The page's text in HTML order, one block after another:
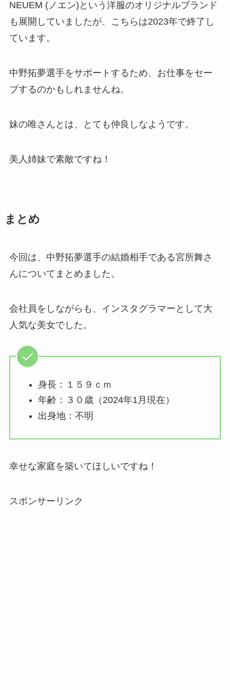
NEUEM (ノエン)という洋服のオリジナルブランド
も展開していましたが、こちらは2023年で終了し
ています。
中野拓夢選手をサポートするため、お仕事をセー
ブするのかもしれませんね。
妹の唯さんとは、とても仲良しなようです。
美人姉妹で素敵ですね！
まとめ
今回は、中野拓夢選手の結婚相手である宮所舞さ
んについてまとめました。
会社員をしながらも、インスタグラマーとして大
人気な美女でした。
身長：１５９ｃｍ
年齢：３０歳（2024年1月現在）
出身地：不明
幸せな家庭を築いてほしいですね！
スポンサーリンク